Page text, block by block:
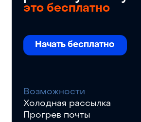
это бесплатно
Начать бесплатно
Возможности
Холодная рассылка
Прогрев почты